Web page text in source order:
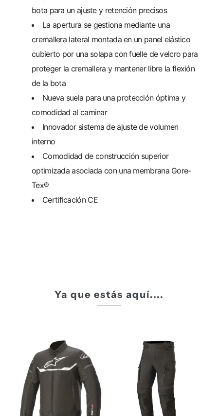
bota para un ajuste y retención precisos
La apertura se gestiona mediante una
cremallera lateral montada en un panel elástico
cubierto por una solapa con fuelle de velcro para
proteger la cremallera y mantener libre la flexión
de la bota
Nueva suela para una protección óptima y
comodidad al caminar
Innovador sistema de ajuste de volumen
interno
Comodidad de construcción superior
optimizada asociada con una membrana Gore-
Tex®
Certificación CE
Ya que estás aquí....